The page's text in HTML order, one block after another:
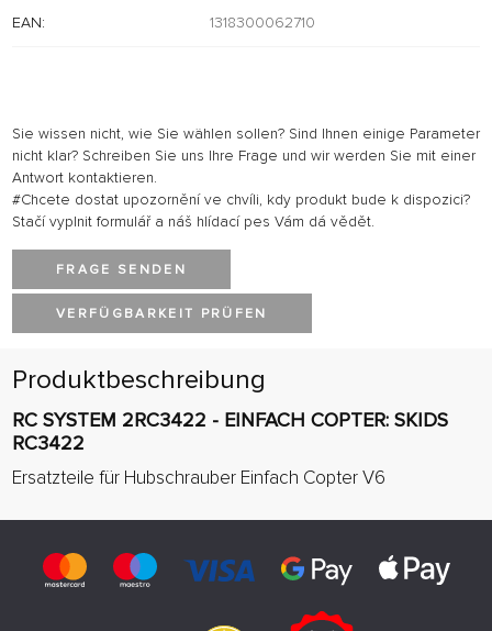
EAN: 1318300062710
Sie wissen nicht, wie Sie wählen sollen? Sind Ihnen einige Parameter
nicht klar? Schreiben Sie uns Ihre Frage und wir werden Sie mit einer
Antwort kontaktieren.
#Chcete dostat upozornění ve chvíli, kdy produkt bude k dispozici?
Stačí vyplnit formulář a náš hlídací pes Vám dá vědět.
FRAGE SENDEN
VERFÜGBARKEIT PRÜFEN
Produktbeschreibung
RC SYSTEM 2RC3422 - EINFACH COPTER: SKIDS
RC3422
Ersatzteile für Hubschrauber Einfach Copter V6